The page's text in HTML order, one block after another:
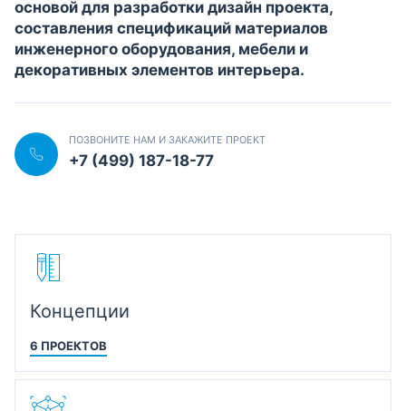
основой для разработки дизайн проекта,
составления спецификаций материалов
инженерного оборудования, мебели и
декоративных элементов интерьера.
ПОЗВОНИТЕ НАМ И ЗАКАЖИТЕ ПРОЕКТ
+7 (499) 187-18-77
Концепции
6 ПРОЕКТОВ